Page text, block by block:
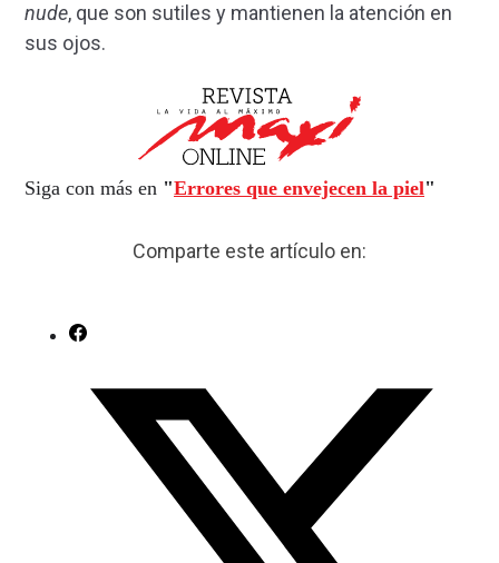
nude, que son sutiles y mantienen la atención en
sus ojos.
Siga con más en "Errores que envejecen la piel"
Comparte este artículo en: